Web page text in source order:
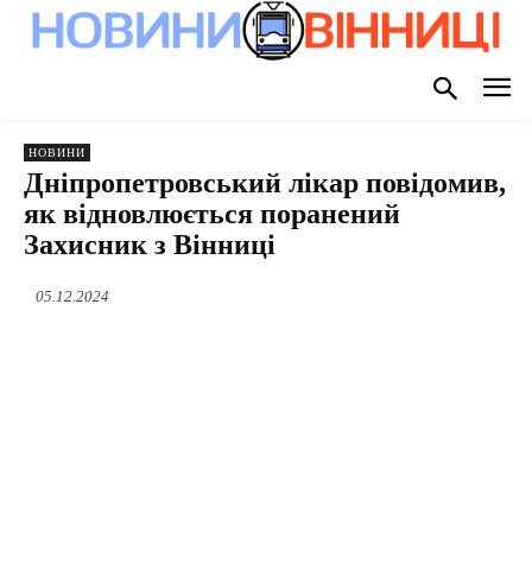
НОВИНИ
Дніпропетровський лікар повідомив,
як відновлюється поранений
Захисник з Вінниці
05.12.2024